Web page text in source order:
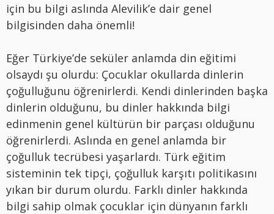
için bu bilgi aslında Alevilik’e dair genel
bilgisinden daha önemli!
Eğer Türkiye’de seküler anlamda din eğitimi
olsaydı şu olurdu: Çocuklar okullarda dinlerin
çoğulluğunu öğrenirlerdi. Kendi dinlerinden başka
dinlerin olduğunu, bu dinler hakkında bilgi
edinmenin genel kültürün bir parçası olduğunu
öğrenirlerdi. Aslında en genel anlamda bir
çoğulluk tecrübesi yaşarlardı. Türk eğitim
sisteminin tek tipçi, çoğulluk karşıtı politikasını
yıkan bir durum olurdu. Farklı dinler hakkında
bilgi sahip olmak çocuklar için dünyanın farklı